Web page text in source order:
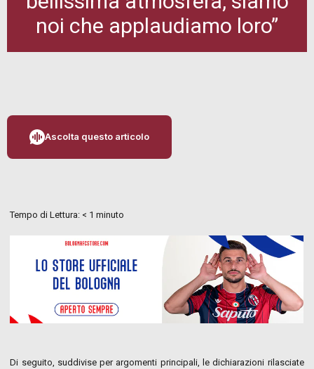
noi che applaudiamo loro”
Ascolta questo articolo
Tempo di Lettura: < 1 minuto
Di seguito, suddivise per argomenti principali, le dichiarazioni rilasciate